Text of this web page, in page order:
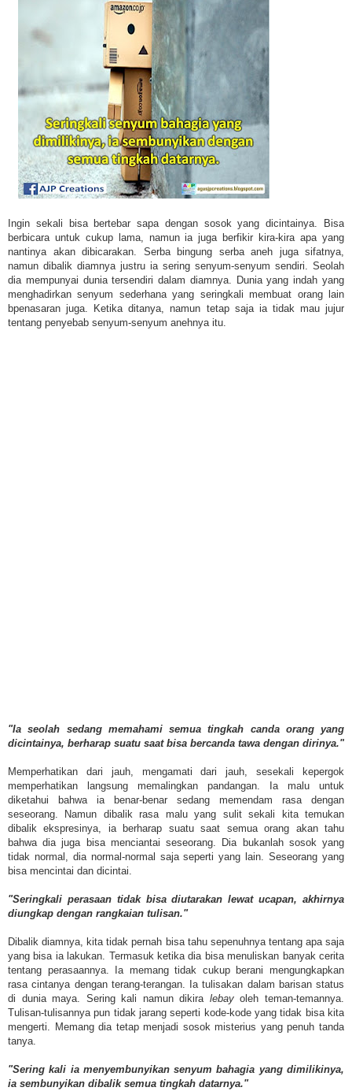
Ingin sekali bisa bertebar sapa dengan sosok yang dicintainya. Bisa
berbicara untuk cukup lama, namun ia juga berfikir kira-kira apa yang
nantinya akan dibicarakan. Serba bingung serba aneh juga sifatnya,
namun dibalik diamnya justru ia sering senyum-senyum sendiri. Seolah
dia mempunyai dunia tersendiri dalam diamnya. Dunia yang indah yang
menghadirkan senyum sederhana yang seringkali membuat orang lain
bpenasaran juga. Ketika ditanya, namun tetap saja ia tidak mau jujur
tentang penyebab senyum-senyum anehnya itu.
"Ia seolah sedang memahami semua tingkah canda orang yang
dicintainya, berharap suatu saat bisa bercanda tawa dengan dirinya."
Memperhatikan dari jauh, mengamati dari jauh, sesekali kepergok
memperhatikan langsung memalingkan pandangan. Ia malu untuk
diketahui bahwa ia benar-benar sedang memendam rasa dengan
seseorang. Namun dibalik rasa malu yang sulit sekali kita temukan
dibalik ekspresinya, ia berharap suatu saat semua orang akan tahu
bahwa dia juga bisa menciantai seseorang. Dia bukanlah sosok yang
tidak normal, dia normal-normal saja seperti yang lain. Seseorang yang
bisa mencintai dan dicintai.
"Seringkali perasaan tidak bisa diutarakan lewat ucapan, akhirnya
diungkap dengan rangkaian tulisan."
Dibalik diamnya, kita tidak pernah bisa tahu sepenuhnya tentang apa saja
yang bisa ia lakukan. Termasuk ketika dia bisa menuliskan banyak cerita
tentang perasaannya. Ia memang tidak cukup berani mengungkapkan
rasa cintanya dengan terang-terangan. Ia tulisakan dalam barisan status
di dunia maya. Sering kali namun dikira lebayoleh teman-temannya.
Tulisan-tulisannya pun tidak jarang seperti kode-kode yang tidak bisa kita
mengerti. Memang dia tetap menjadi sosok misterius yang penuh tanda
tanya.
"Sering kali ia menyembunyikan senyum bahagia yang dimilikinya,
ia sembunyikan dibalik semua tingkah datarnya."